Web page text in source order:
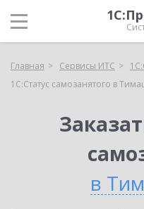
Главная Сервисы ИТС
1С:Статус самозанятого в
в